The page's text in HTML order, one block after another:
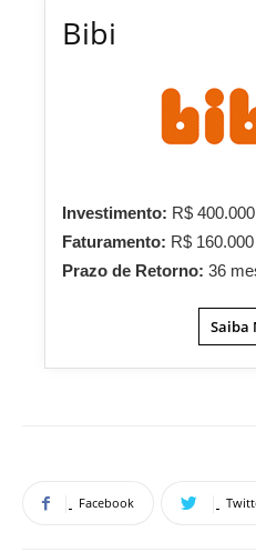
Bibi
Investimento: R$ 400.000
Faturamento: R$ 160.000
Prazo de Retorno: 36
Saiba
Facebook